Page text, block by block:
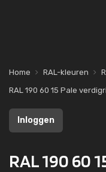
Home RAL-kleuren
RAL 190 60 15 Pale
Inloggen
RAL 190 60